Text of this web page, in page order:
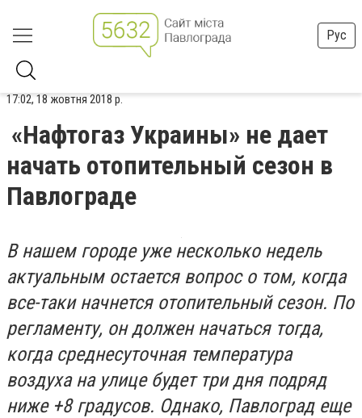
Рус
17:02, 18 жовтня 2018 р.
«Нафтогаз Украины» не дает
начать отопительный сезон в
Павлограде
В нашем городе уже несколько недель
актуальным остается вопрос о том, когда
все-таки начнется отопительный сезон. По
регламенту, он должен начаться тогда,
когда среднесуточная температура
воздуха на улице будет три дня подряд
ниже +8 градусов. Однако, Павлоград еще